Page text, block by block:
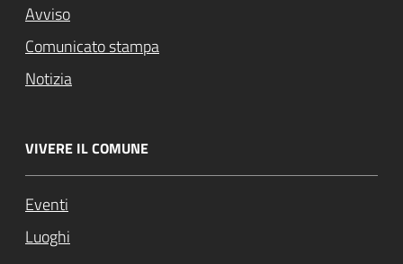
Avviso
Comunicato stampa
Notizia
VIVERE IL COMUNE
Eventi
Luoghi